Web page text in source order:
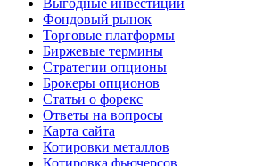
Выгодные инвестиции
Фондовый рынок
Торговые платформы
Биржевые термины
Стратегии опционы
Брокеры опционов
Статьи о форекс
Ответы на вопросы
Карта сайта
Котировки металлов
Котировка фьючерсов